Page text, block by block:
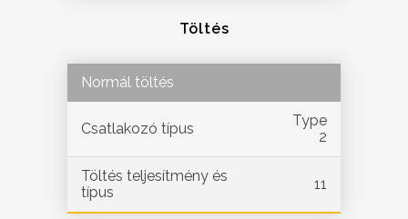
Töltés
Normál töltés
Csatlakozó típus
Type
2
Töltés teljesítmény és
típus
11